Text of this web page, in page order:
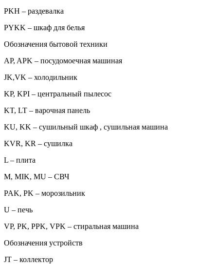
PKH – раздевалка
PYKK – шкаф для белья
Обозначения бытовой техники
AP, APK – посудомоечная машиная
JK,VK – холодильник
KP, KPI – центральный пылесос
KT, LT – варочная панель
KU, KK – сушильный шкаф , сушильная машина
KVR, KR – сушилка
L – плита
M, MIK, MU – СВЧ
PAK, PK – морозильник
U – печь
VP, PK, PPK, VPK – стиральная машина
Обозначения устройств
JT – коллектор